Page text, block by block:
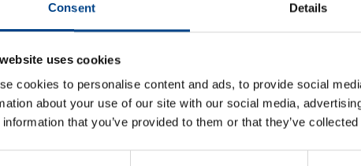
Consent Details
uses cookies
cookies to personalise content and ads, to provide social
about your use of our site with our social media,
information that you’ve provided to them or that they’ve